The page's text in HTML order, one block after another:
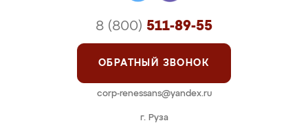
г. Руза
8 (800) 511-89-55
ОБРАТНЫЙ ЗВОНОК
corp-renessans@yandex.ru